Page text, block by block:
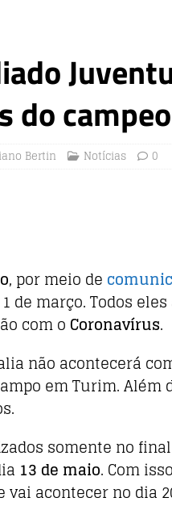
do
Bertin Notícias 0
, por meio de
de março. Todos eles
com o Coronavírus.
não acontecerá
em Turim. Além
somente no
13 de maio. Com
acontecer no dia